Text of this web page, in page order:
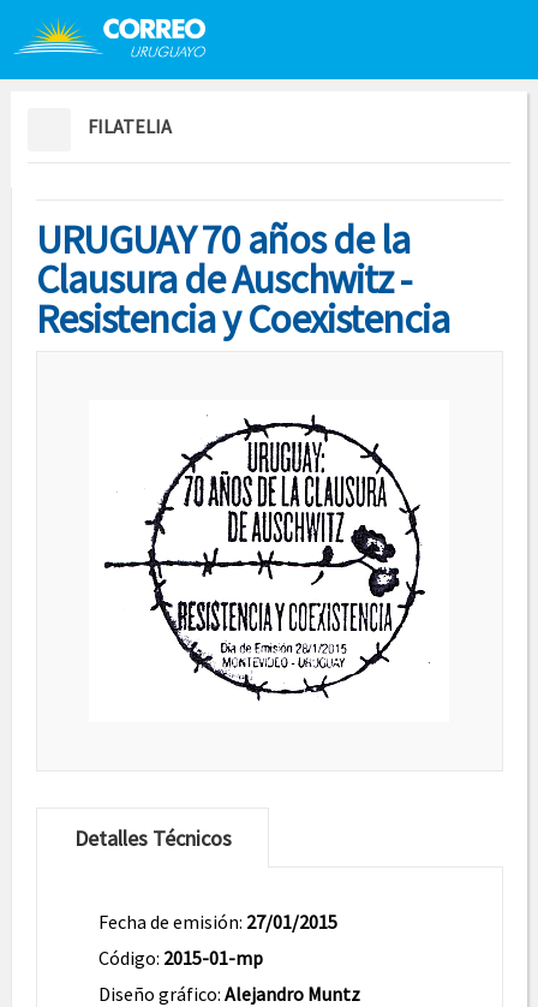
Saltar al contenido
FILATELIA
URUGUAY 70 años de la
Clausura de Auschwitz -
Resistencia y Coexistencia
Detalles Técnicos
Fecha de emisión: 27/01/2015
Código: 2015-01-mp
Diseño gráfico: Alejandro Muntz